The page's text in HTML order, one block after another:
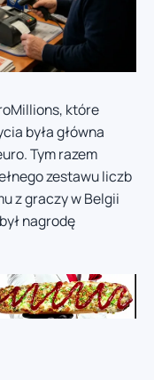
które
była główna
Tym razem
zestawu liczb
z graczy w Belgii
nagrodę